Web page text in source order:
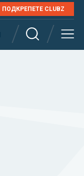
ПОДКРЕПЕТЕ CLUBZ